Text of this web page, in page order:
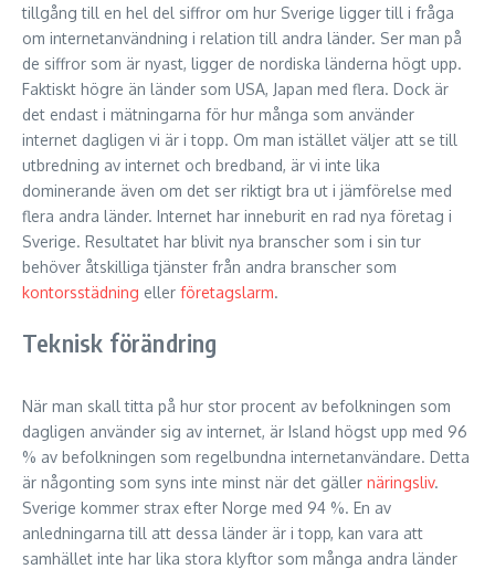
tillgång till en hel del siffror om hur Sverige ligger till i fråga
om internetanvändning i relation till andra länder. Ser man på
de siffror som är nyast, ligger de nordiska länderna högt upp.
Faktiskt högre än länder som USA, Japan med flera. Dock är
det endast i mätningarna för hur många som använder
internet dagligen vi är i topp. Om man istället väljer att se till
utbredning av internet och bredband, är vi inte lika
dominerande även om det ser riktigt bra ut i jämförelse med
flera andra länder. Internet har inneburit en rad nya företag i
Sverige. Resultatet har blivit nya branscher som i sin tur
behöver åtskilliga tjänster från andra branscher som
kontorsstädning eller företagslarm.
Teknisk förändring
När man skall titta på hur stor procent av befolkningen som
dagligen använder sig av internet, är Island högst upp med 96
% av befolkningen som regelbundna internetanvändare. Detta
är någonting som syns inte minst när det gäller näringsliv.
Sverige kommer strax efter Norge med 94 %. En av
anledningarna till att dessa länder är i topp, kan vara att
samhället inte har lika stora klyftor som många andra länder